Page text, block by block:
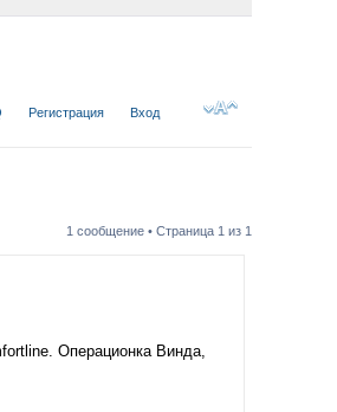
Регистрация Вход
1 сообщение • Страница 1 из 1
Операционка Винда,